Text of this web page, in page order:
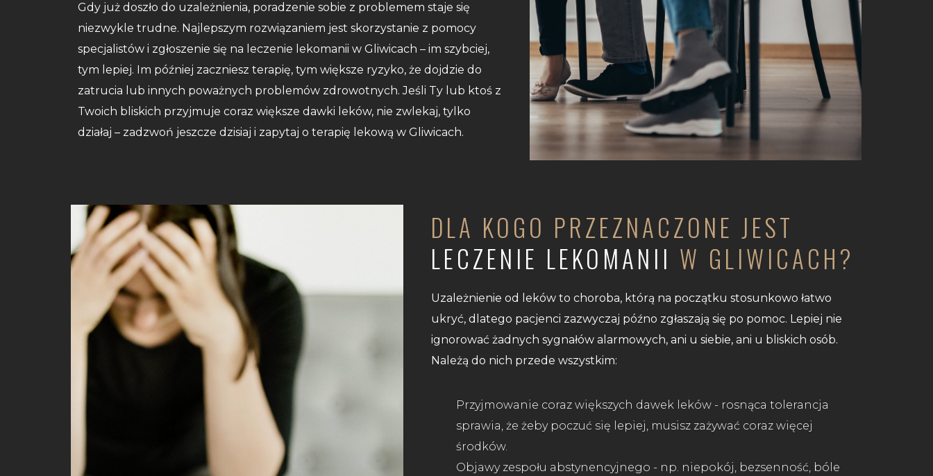
Gdy już doszło do uzależnienia, poradzenie sobie z problemem staje się
niezwykle trudne. Najlepszym rozwiązaniem jest skorzystanie z pomocy
specjalistów i zgłoszenie się na leczenie lekomanii w Gliwicach – im szybciej,
tym lepiej. Im później zaczniesz terapię, tym większe ryzyko, że dojdzie do
zatrucia lub innych poważnych problemów zdrowotnych. Jeśli Ty lub ktoś z
Twoich bliskich przyjmuje coraz większe dawki leków, nie zwlekaj, tylko
działaj – zadzwoń jeszcze dzisiaj i zapytaj o terapię lekową w Gliwicach.
DLA KOGO PRZEZNACZONE JEST
LECZENIE LEKOMANII W GLIWICACH?
Uzależnienie od leków to choroba, którą na początku stosunkowo łatwo
ukryć, dlatego pacjenci zazwyczaj późno zgłaszają się po pomoc. Lepiej nie
ignorować żadnych sygnałów alarmowych, ani u siebie, ani u bliskich osób.
Należą do nich przede wszystkim:
Przyjmowanie coraz większych dawek leków - rosnąca tolerancja
sprawia, że żeby poczuć się lepiej, musisz zażywać coraz więcej
środków.
Objawy zespołu abstynencyjnego - np. niepokój, bezsenność, bóle